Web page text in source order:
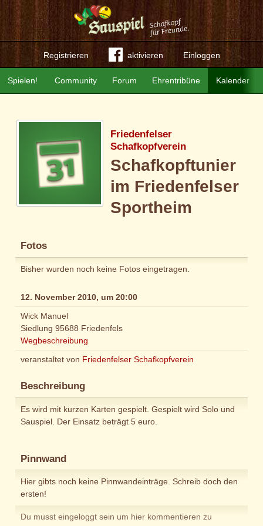
Registrieren aktivieren Einloggen
Community Forum Ehrentribüne Kalender
Spielen!
Friedenfelser
Schafkopfverein
Schafkopftunier
im Friedenfelser
Sportheim
Fotos
Bisher wurden noch keine Fotos eingetragen.
12. November 2010, um 20:00
Wick Manuel
Siedlung 95688 Friedenfels
Wegbeschreibung
veranstaltet von Friedenfelser Schafkopfverein
Beschreibung
Es wird mit kurzen Karten gespielt. Gespielt wird Solo und
Sauspiel. Der Einsatz beträgt 5 euro.
Pinnwand
Hier gibts noch keine Pinnwandeinträge. Schreib doch den
ersten!
Du musst eingeloggt sein um hier kommentieren zu